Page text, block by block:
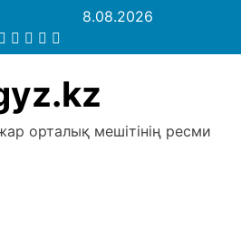
8.08.2026
орталық мешітінің ресми